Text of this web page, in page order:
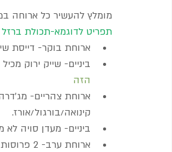
מומלץ להעשיר כל ארוחה
תפריט לדוגמא-תכולת
ארוחת בוקר- דייסת
ביניים- שייק ירוק
הזה
ארוחת צהריים-
קינואה/בורגול/אורז.
ביניים- מעדן סויה
ארוחת